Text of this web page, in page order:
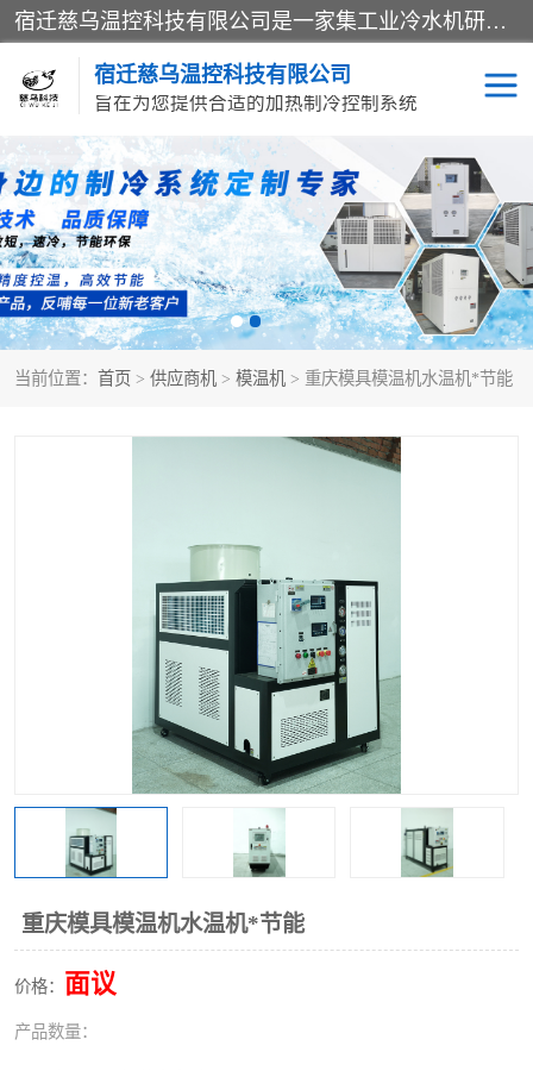
宿迁慈乌温控科技有限公司是一家集工业冷水机研发、制造、营销、服务于一体的技术生产型企业，经营范围包括：冷水机、螺杆式冷水机组、工业冷水机、水冷式冷水机、风冷式冷水机组、风冷螺杆式冷冻机组、冷冻机、注塑专用冷水机、混泥土专用冷水机、低温防爆冷水机组等。专业温控设备供应商 模温机/冷水机/导热油炉定制服务等
宿迁慈乌温控科技有限公司
旨在为您提供合适的加热制冷控制系统
当前位置： 首页 > 供应商机 > 模温机 > 重庆模具模温机水温机*节能
重庆模具模温机水温机*节能
价格： 面议
产品数量：
冷水机 模温机
导热油加热器